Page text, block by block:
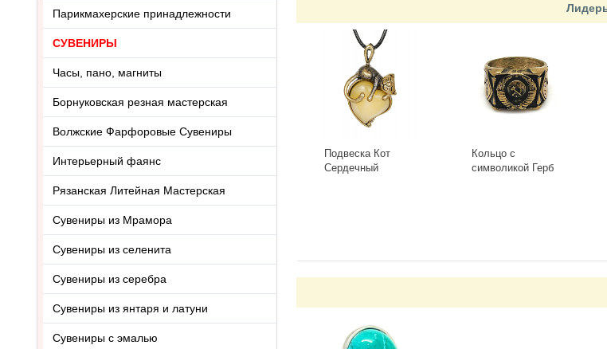
Подвеска Кот
Сердечный
Кольцо с
символикой Герб
Парикмахерские принадлежности
СУВЕНИРЫ
Часы, пано, магниты
Борнуковская резная мастерская
Волжские Фарфоровые Сувениры
Интерьерный фаянс
Рязанская Литейная Мастерская
Сувениры из Мрамора
Сувениры из селенита
Сувениры из серебра
Сувениры из янтаря и латуни
Сувениры с эмалью